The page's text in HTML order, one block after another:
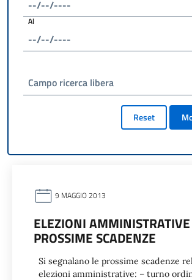
Al
Campo ricerca libera
Reset
9 MAGGIO 2013
ELEZIONI
PROSSIME SCADENZE
Si segnalano le prossime scadenze
elezioni amministrative: – turno